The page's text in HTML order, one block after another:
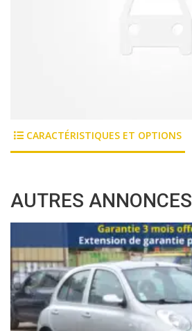
CARACTÉRISTIQUES ET OPTIONS
AUTRES ANNONCES